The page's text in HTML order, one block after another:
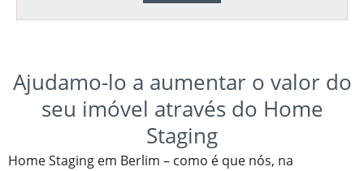
Ajudamo-lo a aumentar o valor do
seu imóvel através do Home
Staging
Home Staging em Berlim – como é que nós, na